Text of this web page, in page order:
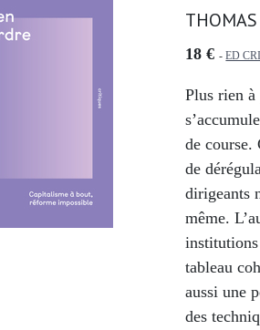
18 € -ED
Plus rien à
de course.
de
dirigeants
même.
tableau
aussi une
des